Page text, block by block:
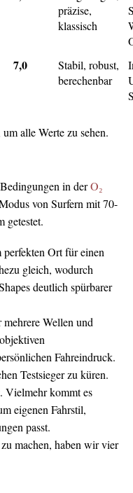
präzise,
klassisch
7,0
Stabil, robust,
berechenbar
alle Werte zu sehen.
in derO₂
von Surfern mit 70-
getestet.
perfekten Ort für einen
gleich, wodurch
deutlich spürbarer
Wellen und
Fahreindruck.
Testsieger zu küren.
Vielmehr kommt es
eigenen Fahrstil,
passt.
machen, haben wir vier